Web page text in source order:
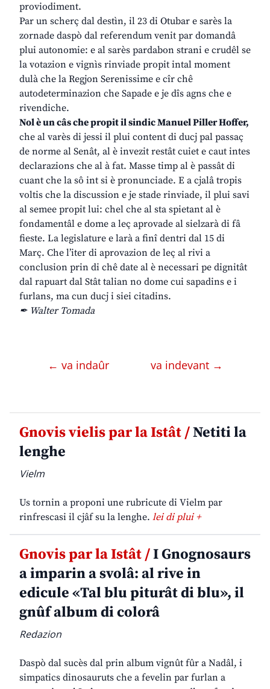
proviodiment.
Par un scherç dal destìn, il 23 di Otubar e sarès la
zornade daspò dal referendum venit par domandâ
plui autonomie: e al sarès pardabon strani e crudêl se
la votazion e vignìs rinviade propit intal moment
dulà che la Regjon Serenissime e cîr chê
autodeterminazion che Sapade e je dîs agns che e
rivendiche.
Nol è un câs che propit il sindic Manuel Piller Hoffer,
che al varès di jessi il plui content di ducj pal passaç
de norme al Senât, al è invezit restât cuiet e caut intes
declarazions che al à fat. Masse timp al è passât di
cuant che la sô int si è pronunciade. E a cjalâ tropis
voltis che la discussion e je stade rinviade, il plui savi
al semee propit lui: chel che al sta spietant al è
fondamentâl e dome a leç aprovade al sielzarà di fâ
fieste. La legislature e larà a finî dentri dal 15 di
Març. Che l’iter di aprovazion de leç al rivi a
conclusion prin di chê date al è necessari pe dignitât
dal rapuart dal Stât talian no dome cui sapadins e i
furlans, ma cun ducj i siei citadins.
✒ Walter Tomada
← va indaûr va indevant →
Gnovis vielis par la Istât /Netiti la
lenghe
Vielm
Us tornin a proponi une rubricute di Vielm par
rinfrescasi il cjâf su la lenghe. lei di plui +
Gnovis par la Istât /I Gnognosaurs
a imparin a svolâ: al rive in
edicule «Tal blu piturât di blu», il
gnûf album di colorâ
Redazion
Daspò dal sucès dal prin album vignût fûr a Nadâl, i
simpatics dinosauruts che a fevelin par furlan a